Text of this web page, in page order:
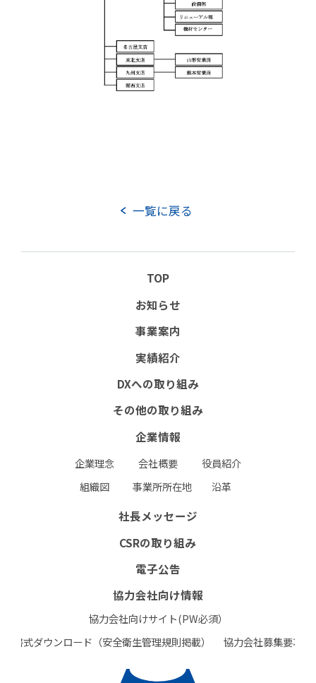
一覧に戻る
TOP
お知らせ
事業案内
実績紹介
DXへの取り組み
その他の取り組み
企業情報
企業理念 会社概要
役員紹介
組織図
事業所所在地 沿革
社長メッセージ
CSRの取り組み
電子公告
協力会社向け情報
協力会社向けサイト(PW必須）
書式ダウンロード（安全衛生管理規則掲載）
協力会社募集要項